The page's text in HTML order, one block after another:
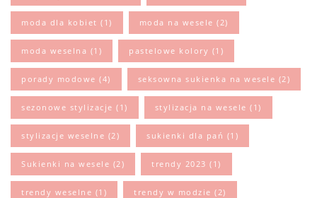
moda dla kobiet (1) moda na wesele (2)
moda weselna (1) pastelowe kolory (1)
porady modowe (4) seksowna sukienka na wesele (2)
sezonowe stylizacje (1) stylizacja na wesele (1)
stylizacje weselne (2) sukienki dla pań (1)
Sukienki na wesele (2) trendy 2023 (1)
trendy weselne (1) trendy w modzie (2)